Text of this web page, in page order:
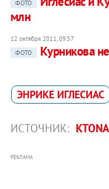
ФОТО
млн
12 октября 2011, 09:57
ФОТО
Курникова
ЭНРИКЕ ИГЛЕСИАС
ИСТОЧНИК:
РЕКЛАМА